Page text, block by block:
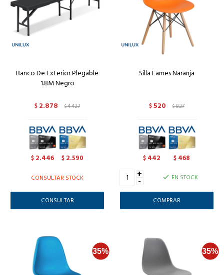
Banco De Exterior Plegable
1.8M Negro
$ 2.878 $4.427
$ 2.446 $ 2.590
CONSULTAR STOCK
CONSULTAR
Silla Eames Naranja
$520 $827
$ 442 $ 468
+
- EN STOCK